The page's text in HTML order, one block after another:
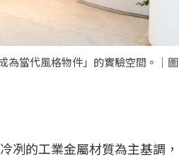
為當代風格物件」的實驗空間。｜圖
冽的工業金屬材質為主基調，